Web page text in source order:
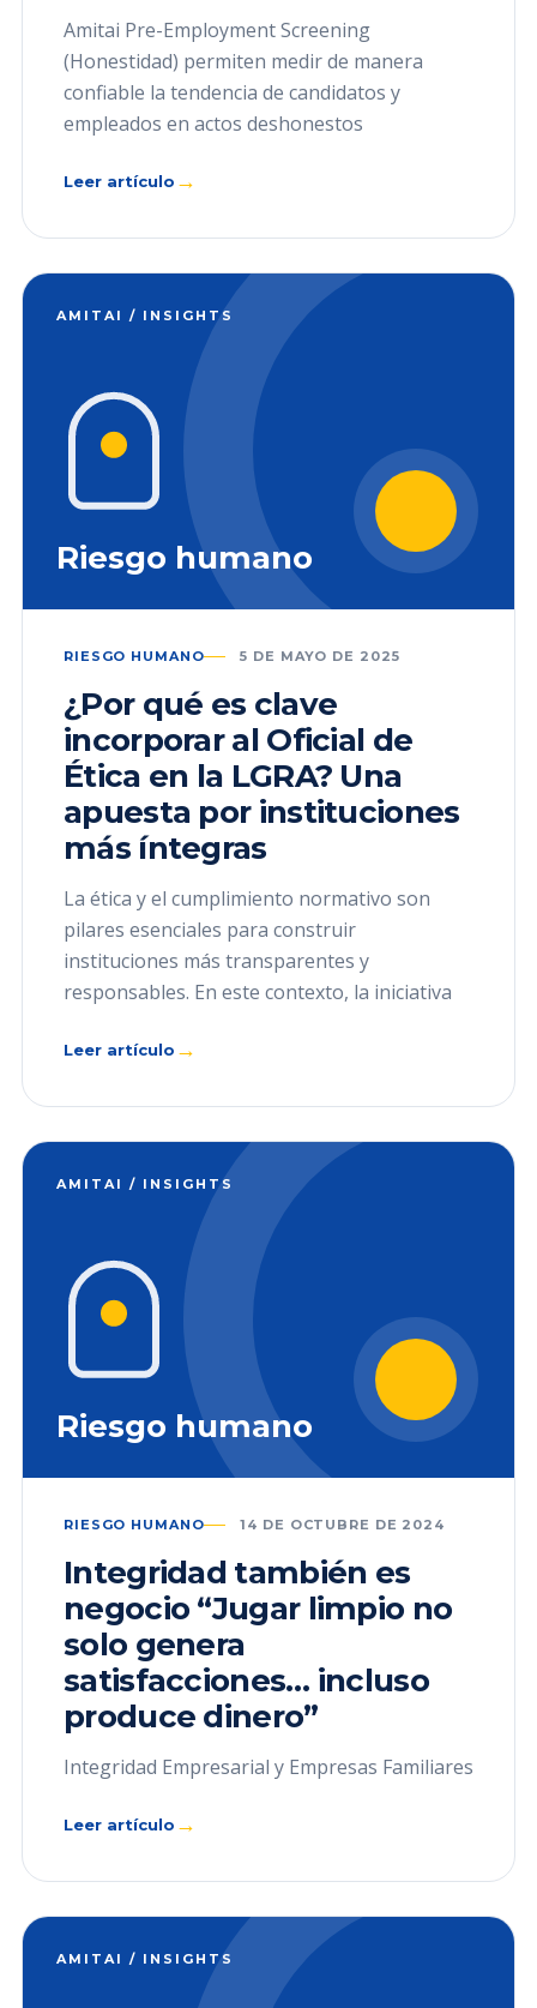
Amitai Pre-Employment Screening
(Honestidad) permiten medir de manera
confiable la tendencia de candidatos y
empleados en actos deshonestos
Leer artículo →
AMITAI / INSIGHTS
Riesgo humano
RIESGO HUMANO 5 DE MAYO DE 2025
¿Por qué es clave
incorporar al Oficial de
Ética en la LGRA? Una
apuesta por instituciones
más íntegras
La ética y el cumplimiento normativo son
pilares esenciales para construir
instituciones más transparentes y
responsables. En este contexto, la iniciativa
Leer artículo →
AMITAI / INSIGHTS
Riesgo humano
RIESGO HUMANO 14 DE OCTUBRE DE 2024
Integridad también es
negocio “Jugar limpio no
solo genera
satisfacciones… incluso
produce dinero”
Integridad Empresarial y Empresas Familiares
Leer artículo →
AMITAI / INSIGHTS